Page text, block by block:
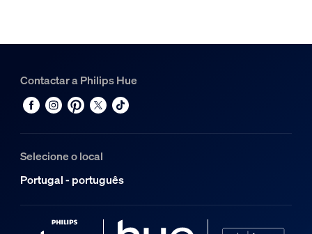
Contactar a Philips Hue
Selecione o local
Portugal - português